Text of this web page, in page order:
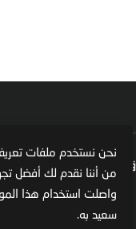
السعودية يعكس تنامي
نحن نستخدم ملفات تعريف
من أننا نقدم لك أفضل
واصلت استخدام هذا
سعيد به.